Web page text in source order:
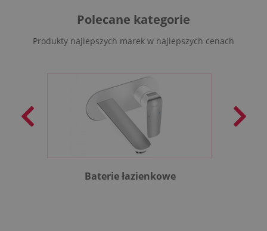
Polecane kategorie
Produkty najlepszych marek w najlepszych cenach
Baterie łazienkowe